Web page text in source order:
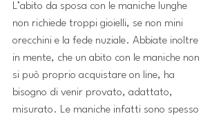
L’abito da sposa con le maniche lunghe
non richiede troppi gioielli, se non mini
orecchini e la fede nuziale. Abbiate inoltre
in mente, che un abito con le maniche non
si può proprio acquistare on line, ha
bisogno di venir provato, adattato,
misurato. Le maniche infatti sono spesso